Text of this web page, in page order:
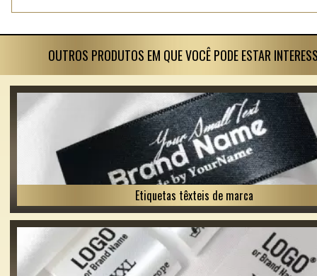
OUTROS PRODUTOS EM QUE VOCÊ PODE ESTAR
Etiquetas têxteis de marca